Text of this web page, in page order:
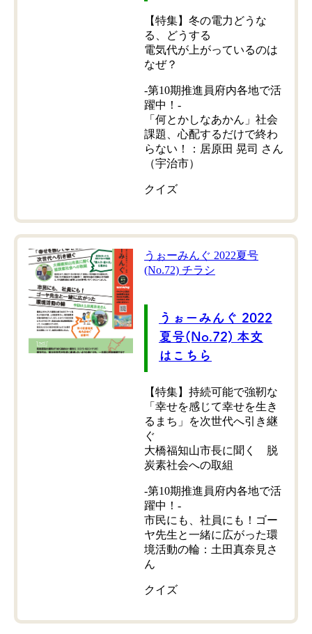
【特集】冬の電力どうな
る、どうする
電気代が上がっているのは
なぜ？
-第10期推進員府内各地で活
躍中！-
「何とかしなあかん」社会
課題、心配するだけで終わ
らない！：居原田 晃司 さん
（宇治市）
クイズ
うぉーみんぐ 2022夏号
(No.72) チラシ
うぉーみんぐ 2022
夏号(No.72) 本文
はこちら
【特集】持続可能で強靭な
「幸せを感じて幸せを生き
るまち」を次世代へ引き継
ぐ
大橋福知山市長に聞く 脱
炭素社会への取組
-第10期推進員府内各地で活
躍中！-
市民にも、社員にも！ゴー
ヤ先生と一緒に広がった環
境活動の輪：土田真奈見さ
ん
クイズ